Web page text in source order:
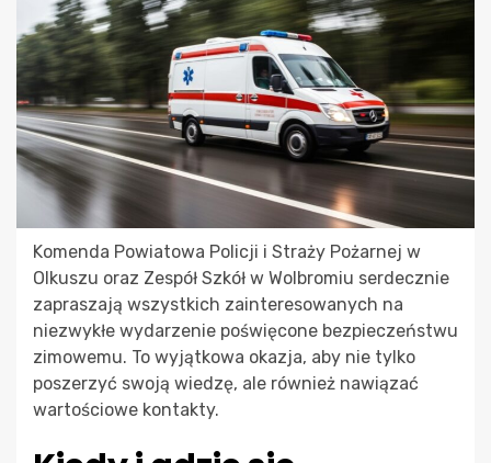
Komenda Powiatowa Policji i Straży Pożarnej w
Olkuszu oraz Zespół Szkół w Wolbromiu serdecznie
zapraszają wszystkich zainteresowanych na
niezwykłe wydarzenie poświęcone bezpieczeństwu
zimowemu. To wyjątkowa okazja, aby nie tylko
poszerzyć swoją wiedzę, ale również nawiązać
wartościowe kontakty.